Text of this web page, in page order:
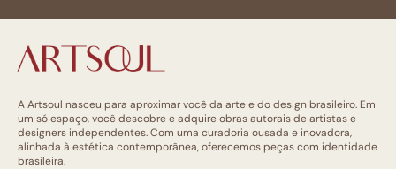
A Artsoul nasceu para aproximar você da arte e do design brasileiro. Em
um só espaço, você descobre e adquire obras autorais de artistas e
designers independentes. Com uma curadoria ousada e inovadora,
alinhada à estética contemporânea, oferecemos peças com identidade
brasileira.